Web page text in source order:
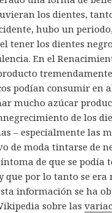
los dientes,
hubo un
tener los dientes
En el
podían consumir en
mucho azúcar
de los
– especialmente las
de moda tintarse de
de que se podía
que por lo tanto se era
información se ha
sobre las